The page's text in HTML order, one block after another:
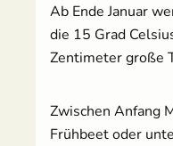
Ab Ende Januar
die 15 Grad
Zentimeter große
Zwischen Anfang
Frühbeet oder